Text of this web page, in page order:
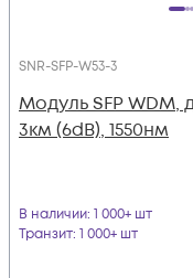
SNR-SFP-W53-3
Модуль SFP WDM,
3км (6dB), 1550нм
В наличии: 1 000+ шт
Транзит: 1 000+ шт